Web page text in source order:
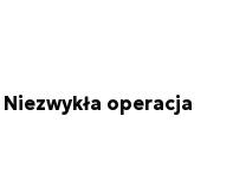
operacja